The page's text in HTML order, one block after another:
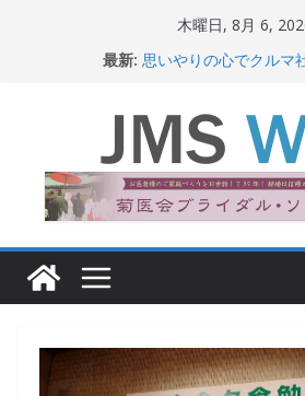
ッ
木曜日, 8月 6,
最新: 思いやりの心でクルマ
関東大震災から100 年
新生ニッポン！